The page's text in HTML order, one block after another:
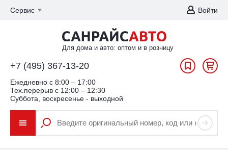
Сервис Войти
Для дома и авто: оптом и в розницу
+7 (495) 367-13-20
Ежедневно c 8:00 – 17:00
Тех.перерыв с 12:00 – 12:30
Суббота, воскресенье - выходной